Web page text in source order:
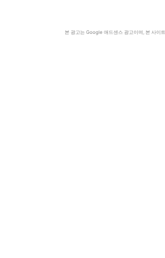
본 광고는 Google 애드센스 광고이며, 본 사이